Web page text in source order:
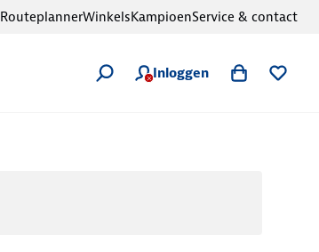
Inloggen
RouteplannerWinkelsKampioenService & contact